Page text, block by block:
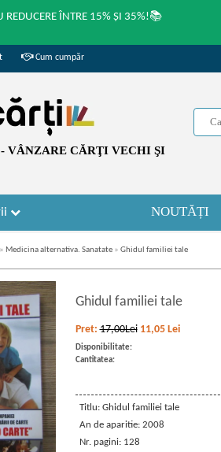
REDUCERE ÎNTRE 15% ȘI 35%!📚
Cum cumpăr
VÂNZARE CĂRŢI VECHI ŞI
NOUTĂȚI
» Medicina alternativa. Sanatate » Ghidul familiei tale
Ghidul familiei tale
Pret:17,00Lei 11,05 Lei
Disponibilitate:
Cantitatea:
Titlu: Ghidul familiei tale
An de aparitie: 2008
Nr. pagini: 128